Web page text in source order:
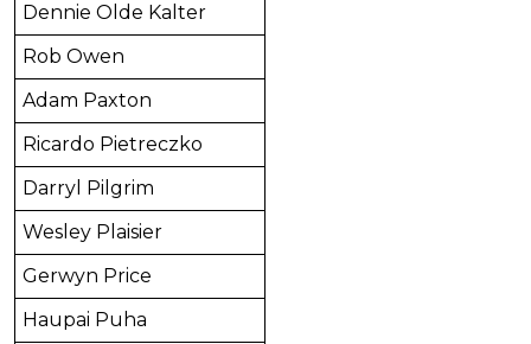
Dennie Olde Kalter
Rob Owen
Adam Paxton
Ricardo Pietreczko
Darryl Pilgrim
Wesley Plaisier
Gerwyn Price
Haupai Puha